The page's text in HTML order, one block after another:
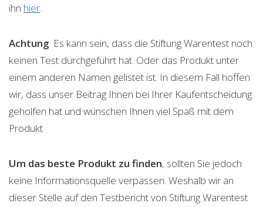
ihn hier.
Achtung: Es kann sein, dass die Stiftung Warentest noch
keinen Test durchgeführt hat. Oder das Produkt unter
einem anderen Namen gelistet ist. In diesem Fall hoffen
wir, dass unser Beitrag Ihnen bei Ihrer Kaufentscheidung
geholfen hat und wünschen Ihnen viel Spaß mit dem
Produkt.
Um das beste Produkt zu finden, sollten Sie jedoch
keine Informationsquelle verpassen. Weshalb wir an
dieser Stelle auf den Testbericht von Stiftung Warentest